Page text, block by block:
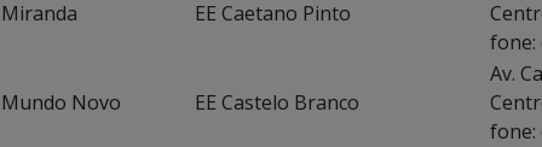
Miranda EE Caetano Pinto
fone:
Mundo Novo EE Castelo Branco
Av.
fone: